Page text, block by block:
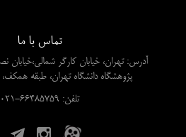
تماس با ما
پژوهشگاه دانشگاه تهران، طبقه
​​​​​​​تلفن: 66485759-021